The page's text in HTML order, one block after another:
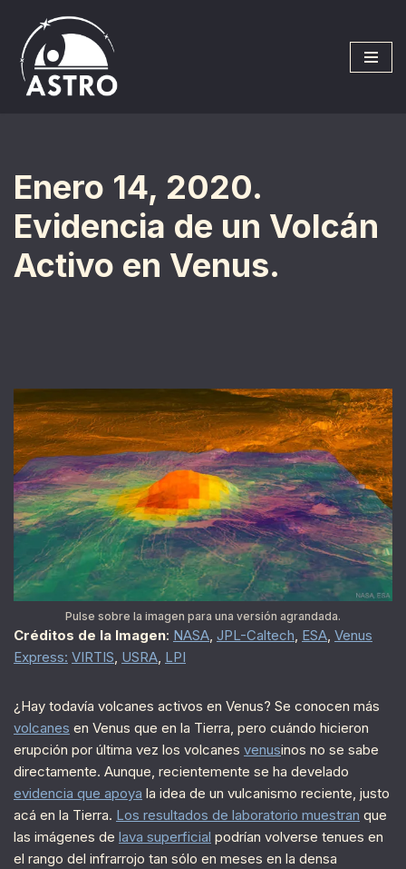
Saltar
al
contenido
Enero 14, 2020.
Evidencia de un Volcán
Activo en Venus.
Pulse sobre la imagen para una versión agrandada.
Créditos de la Imagen: NASA, JPL-Caltech, ESA, Venus
Express: VIRTIS, USRA, LPI
¿Hay todavía volcanes activos en Venus? Se conocen más
volcanes en Venus que en la Tierra, pero cuándo hicieron
erupción por última vez los volcanes venusinos no se sabe
directamente. Aunque, recientemente se ha develado
evidencia que apoya la idea de un vulcanismo reciente, justo
acá en la Tierra. Los resultados de laboratorio muestran que
las imágenes de lava superficial podrían volverse tenues en
el rango del infrarrojo tan sólo en meses en la densa